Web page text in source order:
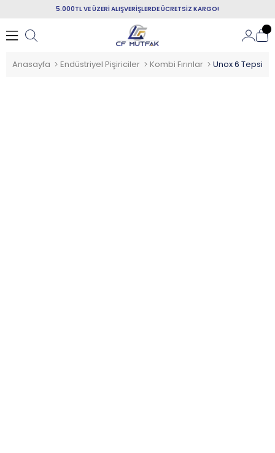
5.000TL VE ÜZERİ ALIŞVERİŞLERDE ÜCRETSİZ KARGO!
Anasayfa Endüstriyel Pişiriciler Kombi Fırınlar